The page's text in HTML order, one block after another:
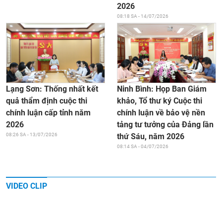
2026
08:18 SA - 14/07/2026
Lạng Sơn: Thống nhất kết
quả thẩm định cuộc thi
chính luận cấp tỉnh năm
2026
08:26 SA - 13/07/2026
Ninh Bình: Họp Ban Giám
khảo, Tổ thư ký Cuộc thi
chính luận về bảo vệ nền
tảng tư tưởng của Đảng lần
thứ Sáu, năm 2026
08:14 SA - 04/07/2026
VIDEO CLIP